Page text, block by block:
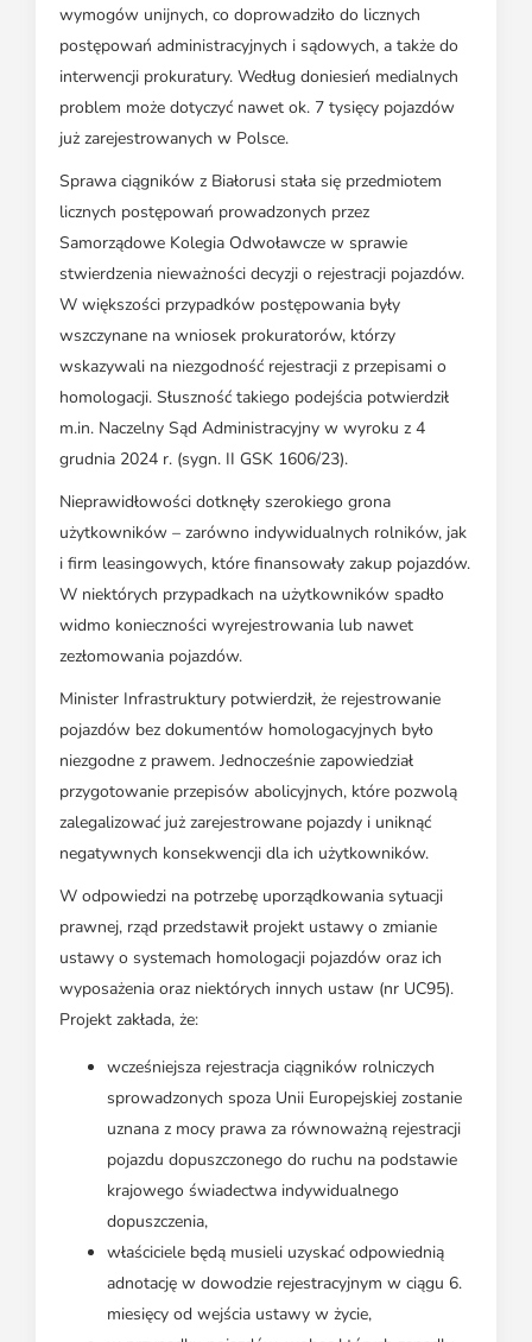
wymogów unijnych, co doprowadziło do licznych
postępowań administracyjnych i sądowych, a także do
interwencji prokuratury. Według doniesień medialnych
problem może dotyczyć nawet ok. 7 tysięcy pojazdów
już zarejestrowanych w Polsce.
Sprawa ciągników z Białorusi stała się przedmiotem
licznych postępowań prowadzonych przez
Samorządowe Kolegia Odwoławcze w sprawie
stwierdzenia nieważności decyzji o rejestracji pojazdów.
W większości przypadków postępowania były
wszczynane na wniosek prokuratorów, którzy
wskazywali na niezgodność rejestracji z przepisami o
homologacji. Słuszność takiego podejścia potwierdził
m.in. Naczelny Sąd Administracyjny w wyroku z 4
grudnia 2024 r. (sygn. II GSK 1606/23).
Nieprawidłowości dotknęły szerokiego grona
użytkowników – zarówno indywidualnych rolników, jak
i firm leasingowych, które finansowały zakup pojazdów.
W niektórych przypadkach na użytkowników spadło
widmo konieczności wyrejestrowania lub nawet
zezłomowania pojazdów.
Minister Infrastruktury potwierdził, że rejestrowanie
pojazdów bez dokumentów homologacyjnych było
niezgodne z prawem. Jednocześnie zapowiedział
przygotowanie przepisów abolicyjnych, które pozwolą
zalegalizować już zarejestrowane pojazdy i uniknąć
negatywnych konsekwencji dla ich użytkowników.
W odpowiedzi na potrzebę uporządkowania sytuacji
prawnej, rząd przedstawił projekt ustawy o zmianie
ustawy o systemach homologacji pojazdów oraz ich
wyposażenia oraz niektórych innych ustaw (nr UC95).
Projekt zakłada, że:
wcześniejsza rejestracja ciągników rolniczych
sprowadzonych spoza Unii Europejskiej zostanie
uznana z mocy prawa za równoważną rejestracji
pojazdu dopuszczonego do ruchu na podstawie
krajowego świadectwa indywidualnego
dopuszczenia,
właściciele będą musieli uzyskać odpowiednią
adnotację w dowodzie rejestracyjnym w ciągu 6.
miesięcy od wejścia ustawy w życie,